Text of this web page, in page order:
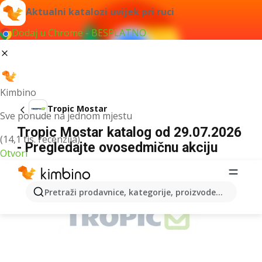
Aktualni katalozi uvijek pri ruci
Dodaj u Chrome - BESPLATNO
Kimbino
Sve ponude na jednom mjestu
(14,1 tis. recenzija)
Otvori
Pretraži prodavnice, kategorije, proizvode...
Tropic Mostar
Tropic Mostar katalog od 29.07.2026
- Pregledajte ovosedmičnu akciju